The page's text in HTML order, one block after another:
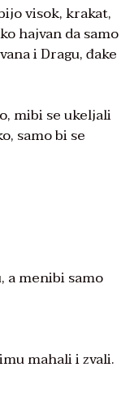
visok, krakat,
hajvan da samo
i Dragu, đake
mibi se ukeljali
samo bi se
a menibi samo
mahali i zvali.